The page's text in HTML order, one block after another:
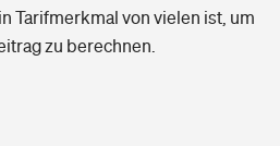
Tarifmerkmal von vielen ist, um
zu berechnen.